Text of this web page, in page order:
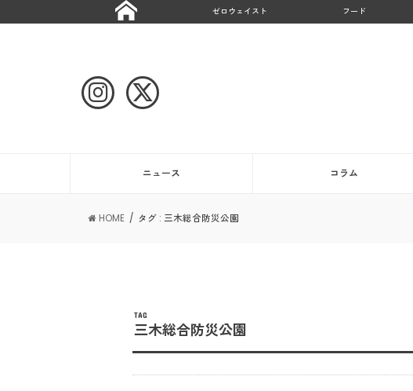
ゼロウェイスト フード
ニュース コラム
HOME タグ : 三木総合防災公園
TAG
三木総合防災公園